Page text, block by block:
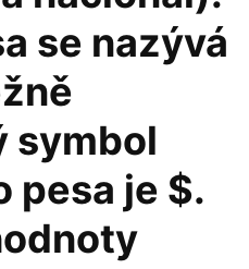
se nazývá
symbol
pesa je $.